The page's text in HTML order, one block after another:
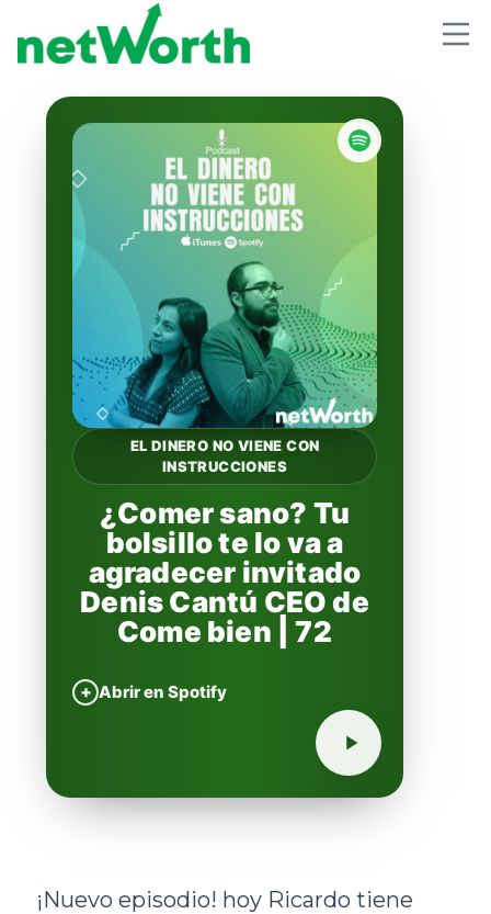
EL DINERO NO VIENE CON
INSTRUCCIONES
¿Comer sano? Tu
bolsillo te lo va a
agradecer invitado
Denis Cantú CEO de
Come bien | 72
+ Abrir en Spotify
¡Nuevo episodio! hoy Ricardo tiene